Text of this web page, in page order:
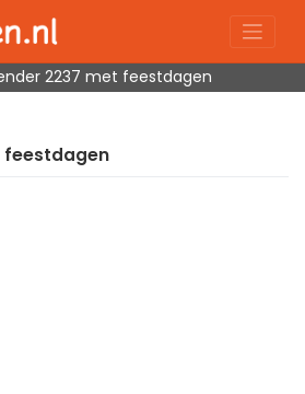
2237 met feestdagen
feestdagen